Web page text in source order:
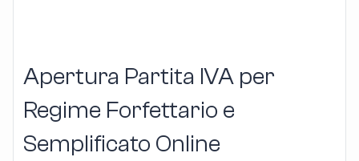
Apertura Partita IVA per
Regime Forfettario e
Semplificato Online